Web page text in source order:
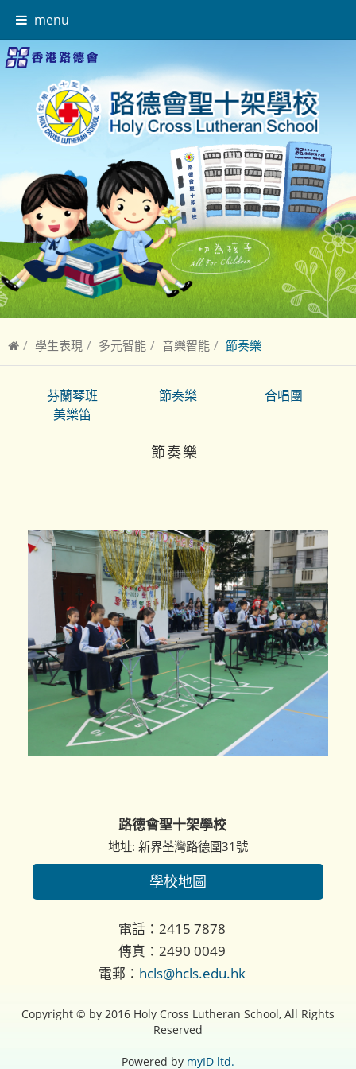
menu
學生表現 多元智能 音樂智能 節奏樂
芬蘭琴班 節奏樂
合唱團
美樂笛
節奏樂
路德會聖十架學校
地址: 新界荃灣路德圍31號
學校地圖
電話：2415 7878
傳真：2490 0049
電郵： hcls@hcls.edu.hk
Copyright © by 2016 Holy Cross Lutheran School, All Rights
Reserved
Powered by myID ltd.